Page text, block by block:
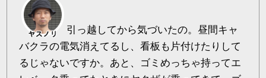
引っ越してから気づいたの。昼間キャ
バクラの電気消えてるし、看板も片付けたりして
るじゃないですか。あと、ゴミめっちゃ持ってエ